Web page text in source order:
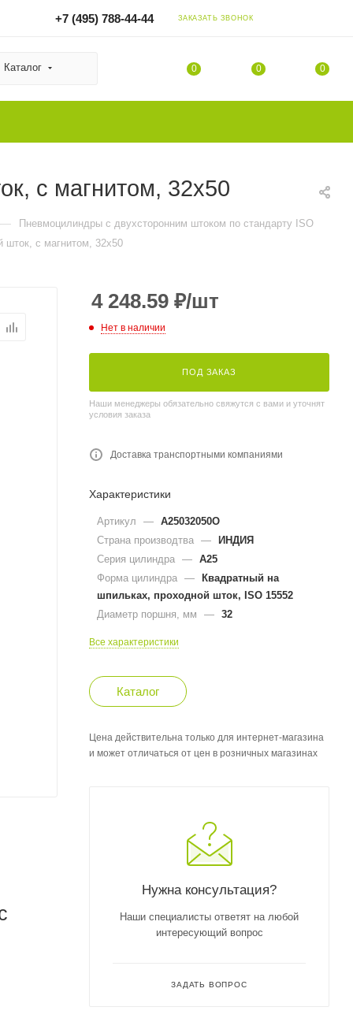
+7 (495) 788-44-44 ЗАКАЗАТЬ ЗВОНОК
Каталог 0 0 0
с магнитом, 32x50
— Пневмоцилиндры с двухсторонним штоком по стандарту ISO
шток, с магнитом, 32x50
4 248.59 ₽/шт
Нет в наличии
ПОД ЗАКАЗ
Наши менеджеры обязательно свяжутся с вами и уточнят
условия заказа
Доставка транспортными компаниями
Характеристики
Артикул — A25032050O
Страна производтва — ИНДИЯ
Серия цилиндра — A25
Форма цилиндра — Квадратный на
шпильках, проходной шток, ISO 15552
Диаметр поршня, мм
— 32
Все характеристики
Каталог
Цена действительна только для интернет-магазина
и может отличаться от цен в розничных магазинах
Нужна консультация?
Наши специалисты ответят на любой
интересующий вопрос
ЗАДАТЬ ВОПРОС